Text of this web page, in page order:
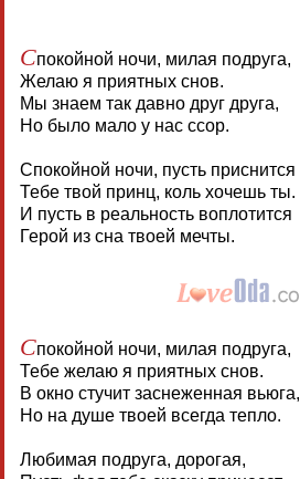
Спокойной ночи, милая подруга,
Желаю я приятных снов.
Мы знаем так давно друг друга,
Но было мало у нас ссор.
Спокойной ночи, пусть приснится
Тебе твой принц, коль хочешь ты.
И пусть в реальность воплотится
Герой из сна твоей мечты.
Спокойной ночи, милая подруга,
Тебе желаю я приятных снов.
В окно стучит заснеженная вьюга,
Но на душе твоей всегда тепло.
Любимая подруга, дорогая,